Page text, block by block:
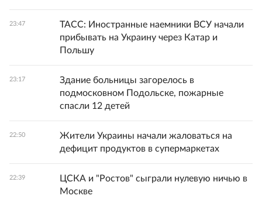
23:47
ТАСС: Иностранные наемники ВСУ начали
прибывать на Украину через Катар и
Польшу
23:17
Здание больницы загорелось в
подмосковном Подольске, пожарные
спасли 12 детей
22:50
Жители Украины начали жаловаться на
дефицит продуктов в супермаркетах
22:39
ЦСКА и "Ростов" сыграли нулевую ничью в
Москве